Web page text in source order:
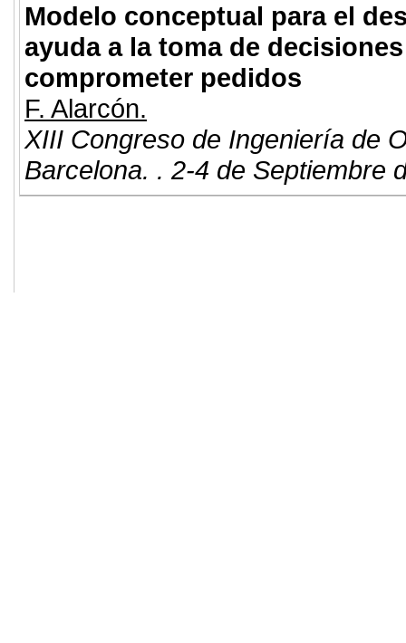
Modelo conceptual para el
ayuda a la toma de
comprometer pedidos
F. Alarcón.
XIII Congreso de Ingeniería de
Barcelona. . 2-4 de Septiembre